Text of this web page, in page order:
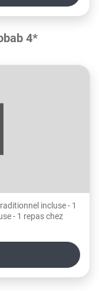
4*
incluse - 1
- 1 repas chez